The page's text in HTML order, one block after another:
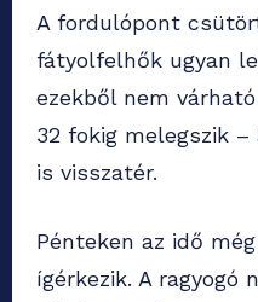
A fordulópont
fátyolfelhők ugyan
ezekből nem
32 fokig melegszik
is visszatér.
Pénteken az idő
ígérkezik. A